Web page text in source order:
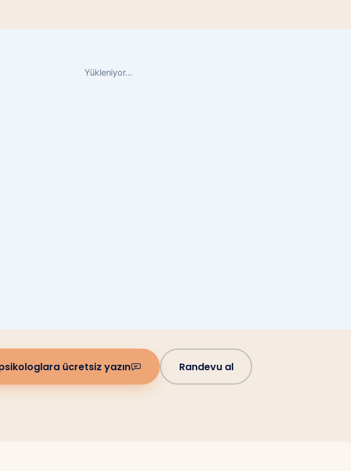
ücretsiz yazın Randevu al